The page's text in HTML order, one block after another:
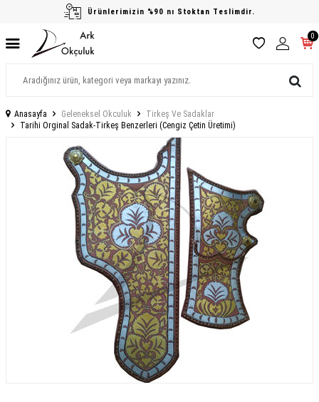
Ürünlerimizin %90 nı Stoktan Teslimdir.
0
Anasayfa Geleneksel Okculuk
Tirkeş Ve Sadaklar
Tarihi Orginal Sadak-Tirkeş Benzerleri (Cengiz Çetin Üretimi)